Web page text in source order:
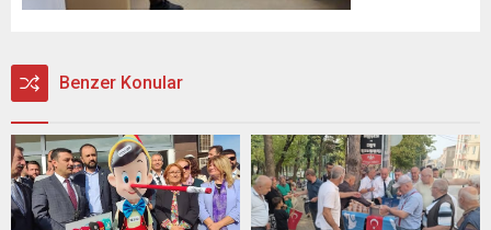
Benzer Konular